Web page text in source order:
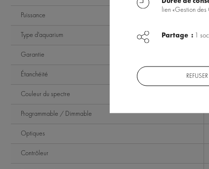
lien «Gestion des
Partage : 1
REFUSER
Puissance
Type d'aquarium
Garantie
Étanchéité
Couleur du spectre
Programmable / Dimmable
Optiques
Contrôleur